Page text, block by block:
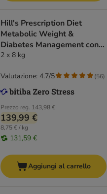
Hill's Prescription Diet
Metabolic Weight &
Diabetes Management con
Pollo
2 x 8 kg
Prezzo reg. 143,98 €
139,99 €
8,75 € / kg
131,59 €
Valutazione: 4.7/5 (56)
Aggiungi al carrello